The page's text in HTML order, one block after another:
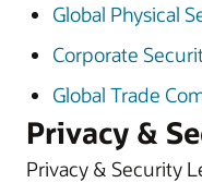
Global Physical
Corporate
Global Trade
Privacy &
Privacy & Security